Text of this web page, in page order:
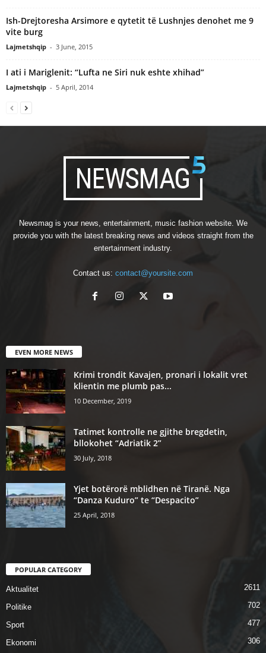
Ish-Drejtoresha Arsimore e qytetit të Lushnjes denohet me 9
vite burg
Lajmetshqip - 3 June, 2015
I ati i Mariglenit: “Lufta ne Siri nuk eshte xhihad”
Lajmetshqip - 5 April, 2014
Newsmag is your news, entertainment, music fashion website. We
provide you with the latest breaking news and videos straight from the
entertainment industry.
Contact us: contact@yoursite.com
EVEN MORE NEWS
Krimi trondit Kavajen, pronari i lokalit vret
klientin me plumb pas...
10 December, 2019
Tatimet kontrolle ne gjithe bregdetin,
bllokohet “Adriatik 2”
30 July, 2018
Yjet botërorë mblidhen në Tiranë. Nga
“Danza Kuduro” te “Despacito”
25 April, 2018
POPULAR CATEGORY
Aktualitet 2611
Politike 702
Sport 477
Ekonomi 306